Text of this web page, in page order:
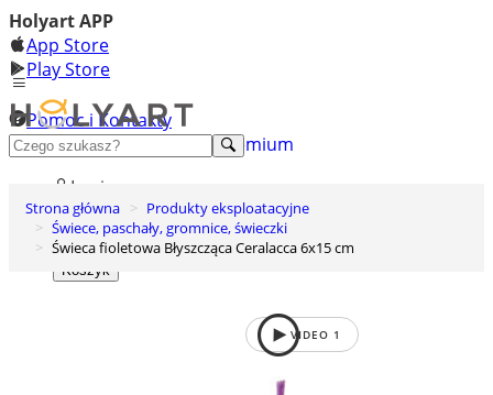
Holyart APP
App Store
Play Store
Pomoc i Kontakty
+48 222 922 860
Odkryj premium
Login
Lista życzeń
0
Koszyk
Strona główna
Produkty eksploatacyjne
Świece, paschały, gromnice, świeczki
Świeca fioletowa Błyszcząca Ceralacca 6x15 cm
VIDEO 1